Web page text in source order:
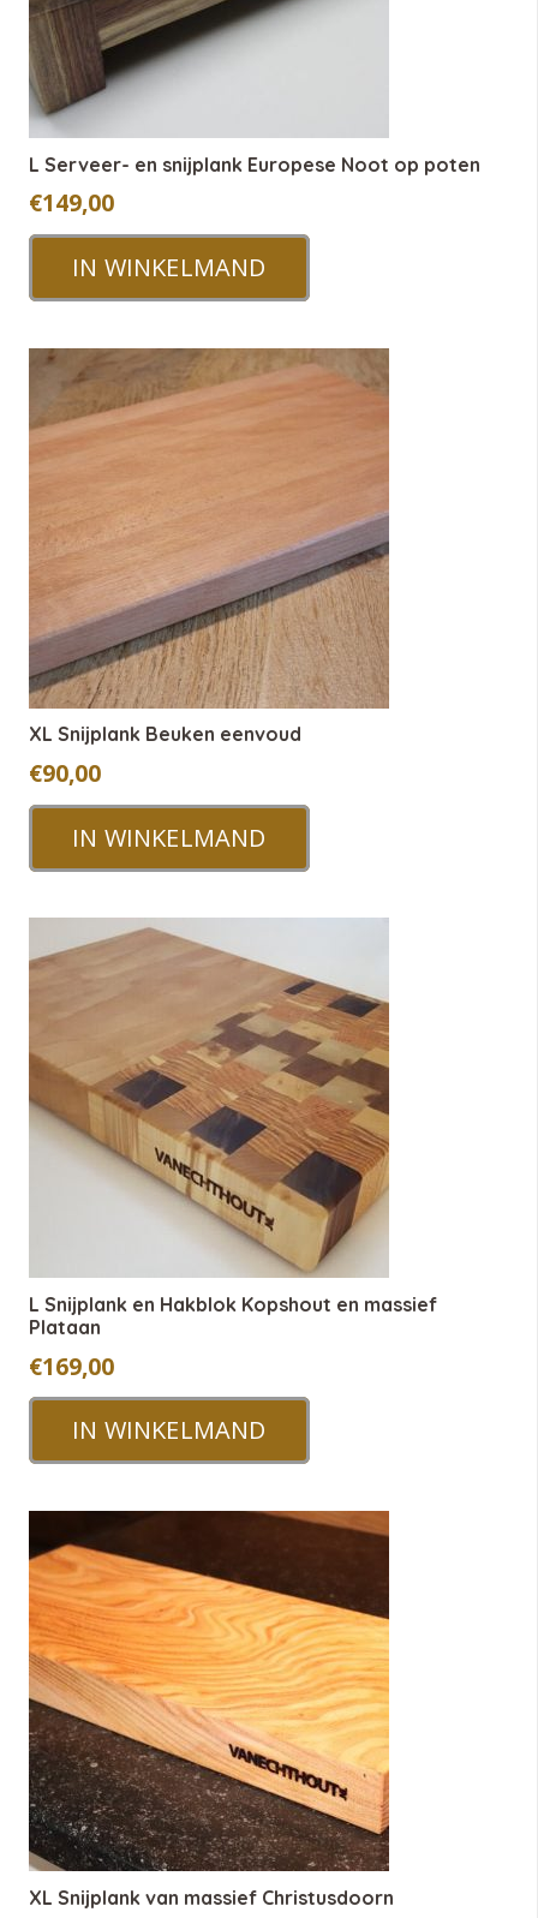
L Serveer- en snijplank Europese Noot op poten
€149,00
IN WINKELMAND
XL Snijplank Beuken eenvoud
€90,00
IN WINKELMAND
L Snijplank en Hakblok Kopshout en massief
Plataan
€169,00
IN WINKELMAND
XL Snijplank van massief Christusdoorn